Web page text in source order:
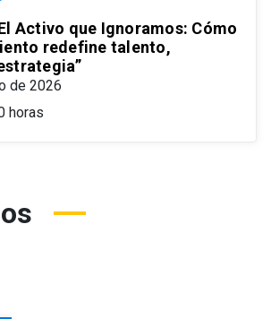
Activo que Ignoramos: Cómo
redefine talento,
de 2026
horas